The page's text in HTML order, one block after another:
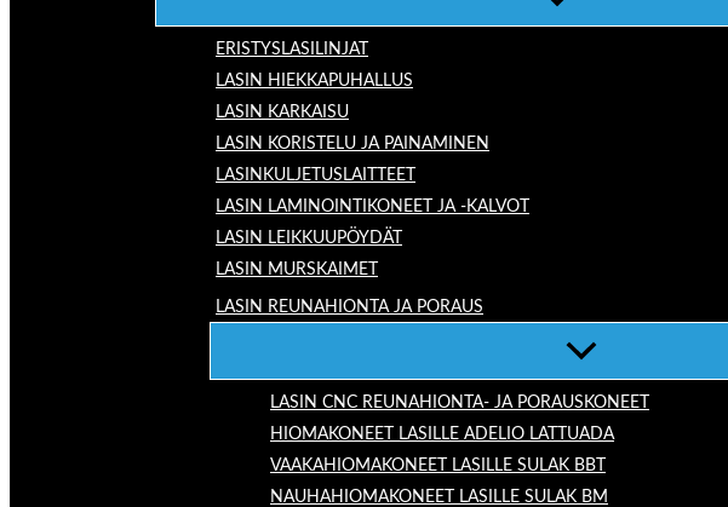
ERISTYSLASILINJAT
LASIN HIEKKAPUHALLUS
LASIN KARKAISU
LASIN KORISTELU JA PAINAMINEN
LASINKULJETUSLAITTEET
LASIN LAMINOINTIKONEET JA -KALVOT
LASIN LEIKKUUPÖYDÄT
LASIN MURSKAIMET
LASIN REUNAHIONTA JA PORAUS
LASIN CNC REUNAHIONTA- JA PORAUSKONEET
HIOMAKONEET LASILLE ADELIO LATTUADA
VAAKAHIOMAKONEET LASILLE SULAK BBT
NAUHAHIOMAKONEET LASILLE SULAK BM